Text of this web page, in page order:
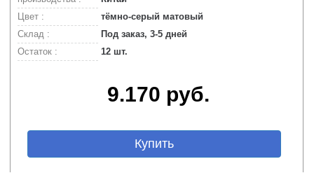
Цвет :
тёмно-серый матовый
Склад :
Под заказ, 3-5 дней
Остаток :
12 шт.
9.170 руб.
Купить